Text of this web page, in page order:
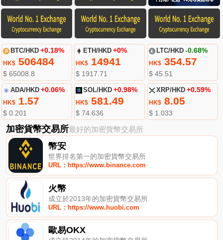
BTC/HKD +0.18%
HK$506484
$ 65008.8
ETH/HKD +0%
HK$ 14941
$ 1917.71
LTC/HKD -0.68%
HK$354.57
$ 45.51
ADA/HKD +0.06%
HK$1.57
$ 0.201
SOL/HKD +0.98%
HK$ 581.49
$ 74.636
XRP/HKD +0.59%
HK$8.05
$ 1.033
加密貨幣交易所最好的加密貨幣交易所
幣安
世界排名第一的加密貨幣交易所
URL：https://www.binance.com
火幣
成立於2013年的加密貨幣交易所
URL：https://www.huobi.com
歐易OKX